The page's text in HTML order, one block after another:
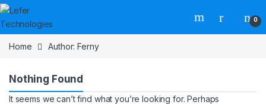
Skip to navigation
Skip to content
0
Home Author: Ferny
Nothing Found
It seems we can’t find what you’re looking for. Perhaps